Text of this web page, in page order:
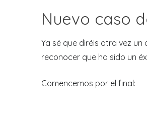
Nuevo caso
Ya sé que diréis otra vez
reconocer que ha sido un
Comencemos por el final: